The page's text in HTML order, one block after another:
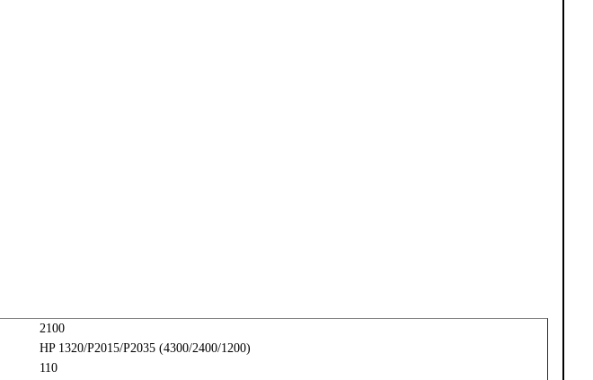
2100
HP 1320/P2015/P2035 (4300/2400/1200)
110